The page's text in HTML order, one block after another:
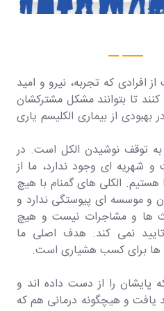
افرادی که تجربه، نیرو و امید
تا بتوانند مشکل مشترکشان
بهبودی از بیماری الکلیسم یاری
به توقف نوشیدن الکل است. در
شهریه ای وجود ندارد، ما از
الکلی های گمنام با هیچ
و موسسه ای پیوستگی ندارد و
ها و مشاجرات نیست و هیچ
نمی کند. هدف اصلی ما
ها برای کسب هشیاری است.
پایشان را از دست داده اند و
یافت و هیچگونه درمانی هم که